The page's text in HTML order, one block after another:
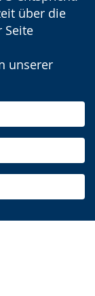
über die
Seite
unserer